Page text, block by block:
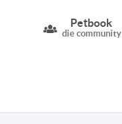
Petbook
die community